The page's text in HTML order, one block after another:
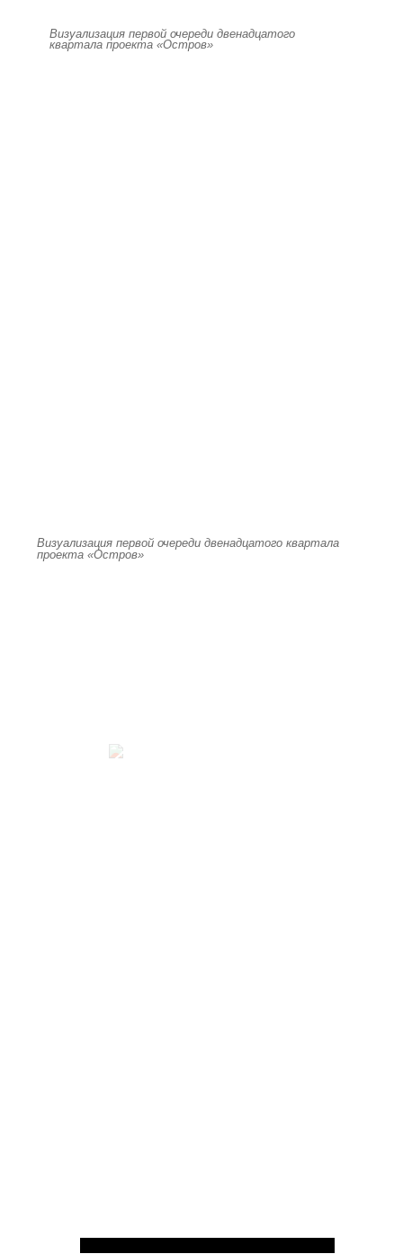
Визуализация первой очереди двенадцатого
квартала проекта «Остров»
Визуализация первой очереди двенадцатого квартала
проекта «Остров»